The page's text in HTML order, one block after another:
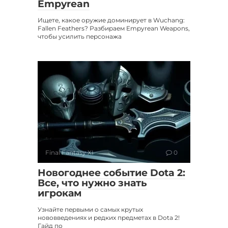
Empyrean
Ищете, какое оружие доминирует в Wuchang:
Fallen Feathers? Разбираем Empyrean Weapons,
чтобы усилить персонажа
Final Fantasy XI 0
Новогоднее событие Dota 2:
Все, что нужно знать
игрокам
Узнайте первыми о самых крутых
нововведениях и редких предметах в Dota 2!
Гайд по